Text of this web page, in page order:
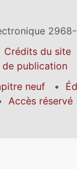
Crédits du site
de publication
neuf
Accès réservé